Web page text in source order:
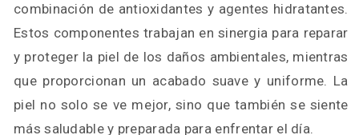
combinación de antioxidantes y agentes hidratantes.
Estos componentes trabajan en sinergia para reparar
y proteger la piel de los daños ambientales, mientras
que proporcionan un acabado suave y uniforme. La
piel no solo se ve mejor, sino que también se siente
más saludable y preparada para enfrentar el día.